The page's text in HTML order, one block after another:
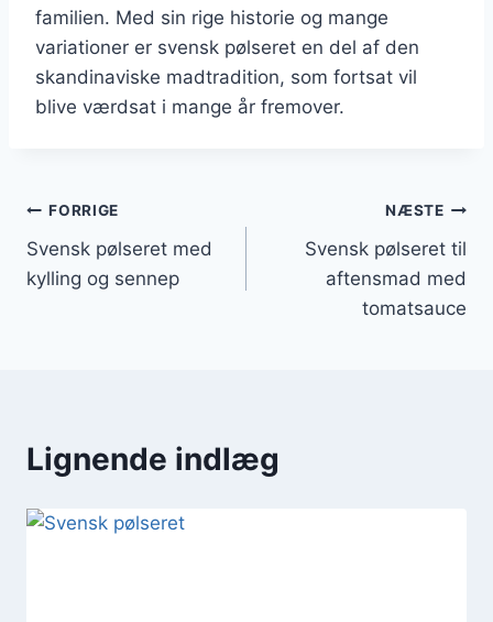
familien. Med sin rige historie og mange
variationer er svensk pølseret en del af den
skandinaviske madtradition, som fortsat vil
blive værdsat i mange år fremover.
Indlægsnavigation
FORRIGE
Svensk pølseret med
kylling og sennep
NÆSTE
Svensk pølseret til
aftensmad med
tomatsauce
Lignende indlæg